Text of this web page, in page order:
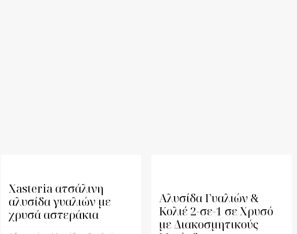
Xasteria ατσάλινη
αλυσίδα γυαλιών με
χρυσά αστεράκια
Αλυσίδα Γυαλιών &
Κολιέ 2-σε-1 σε Χρυσό
με Διακοσμητικούς